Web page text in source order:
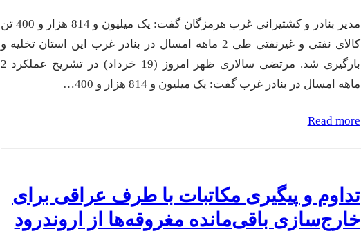
مدیر بنادر و کشتیرانی غرب هرمزگان گفت: یک میلیون و 814 هزار و 400 تن
کالای نفتی و غیرنفتی طی 2 ماهه امسال در بنادر غرب این استان تخلیه و
بارگیری شد. مرتضی سالاری ظهر امروز (19 خرداد) در تشریح عملکرد 2
ماهه امسال در بنادر غرب گفت: یک میلیون و 814 هزار و 400…
Read more
تداوم و پیگیری مکاتبات با طرف عراقی برای
خارج‌سازی باقی‌مانده مغروقه‌ها از اروندرود